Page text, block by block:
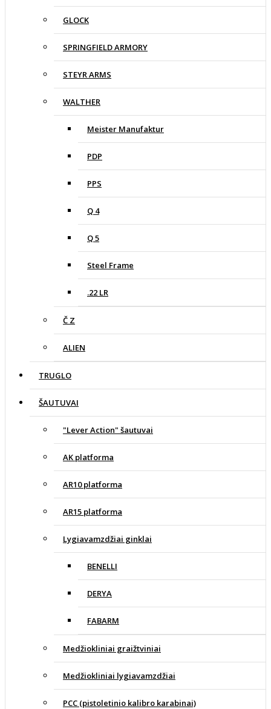
GLOCK
SPRINGFIELD ARMORY
STEYR ARMS
WALTHER
Meister Manufaktur
PDP
PPS
Q 4
Q 5
Steel Frame
.22 LR
Č Z
ALIEN
TRUGLO
ŠAUTUVAI
"Lever Action" šautuvai
AK platforma
AR10 platforma
AR15 platforma
Lygiavamzdžiai ginklai
BENELLI
DERYA
FABARM
Medžiokliniai graižtviniai
Medžiokliniai lygiavamzdžiai
PCC (pistoletinio kalibro karabinai)